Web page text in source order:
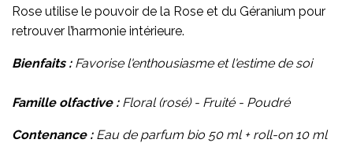
Rose utilise le pouvoir de la Rose et du Géranium pour
retrouver l’harmonie intérieure.
Bienfaits :Favorise l'enthousiasme et l'estime de soi
Famille olfactive :Floral (rosé) - Fruité - Poudré
Contenance :Eau de parfum bio 50 ml + roll-on 10 ml